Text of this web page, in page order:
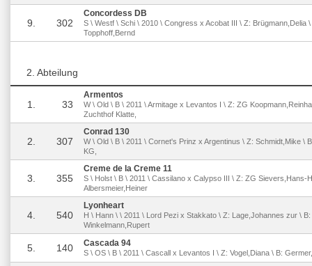
9. 302
Concordess DB
S \ Westf \ Schi \ 2010 \ Congress x Acobat III \ Z: Brügmann,Delia
Topphoff,Bernd
2. Abteilung
1. 33
Armentos
W \ Old \ B \ 2011 \ Armitage x Levantos I \ Z: ZG
Zuchthof Klatte,
2. 307
Conrad 130
W \ Old \ B \ 2011 \ Cornet's Prinz x Argentinus \ Z: Schmidt,Mike \
KG,
3. 355
Creme de la Creme 11
S \ Holst \ B \ 2011 \ Cassilano x Calypso III \ Z: ZG Sievers,Hans-
Albersmeier,Heiner
4. 540
Lyonheart
H \ Hann \ \ 2011 \ Lord Pezi x Stakkato \ Z: Lage,Johannes zur \ B:
Winkelmann,Rupert
5. 140 Cascada 94
S \ OS \ B \ 2011 \ Cascall x Levantos I \ Z: Vogel,Diana \ B: